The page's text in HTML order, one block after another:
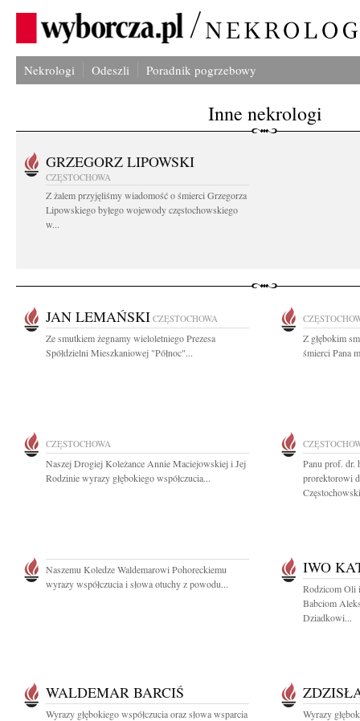
Nekrologi Odeszli Poradnik pogrzebowy
Inne nekrologi
GRZEGORZ LIPOWSKI
CZĘSTOCHOWA
Z żalem przyjęliśmy wiadomość o śmierci Grzegorza
Lipowskiego byłego wojewody częstochowskiego
w...
JAN LEMAŃSKI CZĘSTOCHOWA
Ze smutkiem żegnamy wieloletniego Prezesa
Spółdzielni Mieszkaniowej "Północ"...
Z głębokim
śmierci Pana
CZĘSTOCHOWA
Naszej Drogiej Koleżance Annie Maciejowskiej i Jej
Rodzinie wyrazy głębokiego współczucia...
Panu prof. dr.
prorektorowi
Naszemu Koledze Waldemarowi Pohoreckiemu
wyrazy współczucia i słowa otuchy z powodu...
IWO
Rodzicom Oli
Babciom
Dziadkowi...
WALDEMAR BARCIŚ
Wyrazy głębokiego współczucia oraz słowa wsparcia
Wyrazy